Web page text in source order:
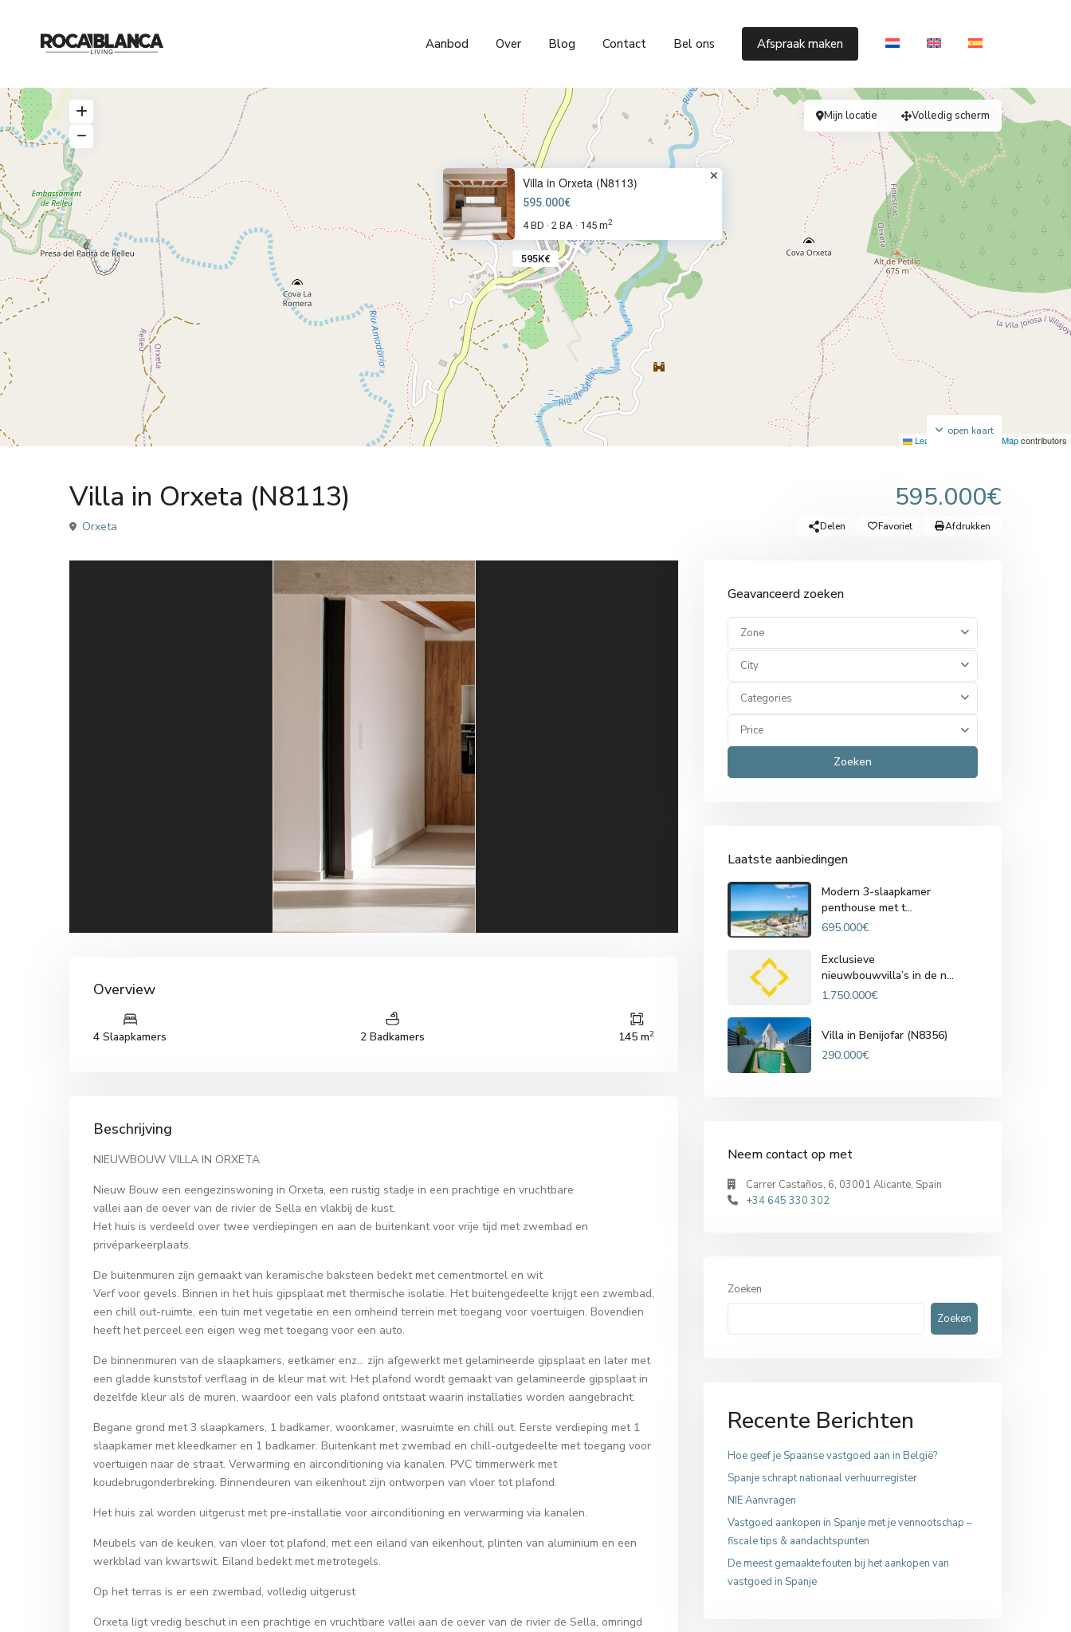
Aanbod Over Blog Contact Bel ons Afspraak maken
595K€
Villa in Orxeta (N8113)
595.000€
4 BD · 2 BA · 145 m2
Leaflet OpenStreetMapcontributors
open kaart
Mijn locatie Volledig scherm
Villa in Orxeta (N8113) 595.000€
Orxeta Delen Favoriet Afdrukken
Overview
4 Slaapkamers 2 Badkamers 145 m2
Beschrijving
NIEUWBOUW VILLA IN ORXETA
Nieuw Bouw een eengezinswoning in Orxeta, een rustig stadje in een prachtige en vruchtbare
vallei aan de oever van de rivier de Sella en vlakbij de kust.
Het huis is verdeeld over twee verdiepingen en aan de buitenkant voor vrije tijd met zwembad en
privéparkeerplaats.
De buitenmuren zijn gemaakt van keramische baksteen bedekt met cementmortel en wit
Verf voor gevels. Binnen in het huis gipsplaat met thermische isolatie. Het buitengedeelte krijgt een zwembad,
een chill out-ruimte, een tuin met vegetatie en een omheind terrein met toegang voor voertuigen. Bovendien
heeft het perceel een eigen weg met toegang voor een auto.
De binnenmuren van de slaapkamers, eetkamer enz… zijn afgewerkt met gelamineerde gipsplaat en later met
een gladde kunststof verflaag in de kleur mat wit. Het plafond wordt gemaakt van gelamineerde gipsplaat in
dezelfde kleur als de muren, waardoor een vals plafond ontstaat waarin installaties worden aangebracht.
Begane grond met 3 slaapkamers, 1 badkamer, woonkamer, wasruimte en chill out. Eerste verdieping met 1
slaapkamer met kleedkamer en 1 badkamer. Buitenkant met zwembad en chill-outgedeelte met toegang voor
voertuigen naar de straat. Verwarming en airconditioning via kanalen. PVC timmerwerk met
koudebrugonderbreking. Binnendeuren van eikenhout zijn ontworpen van vloer tot plafond.
Het huis zal worden uitgerust met pre-installatie voor airconditioning en verwarming via kanalen.
Meubels van de keuken, van vloer tot plafond, met een eiland van eikenhout, plinten van aluminium en een
werkblad van kwartswit. Eiland bedekt met metrotegels.
Op het terras is er een zwembad, volledig uitgerust
Orxeta ligt vredig beschut in een prachtige en vruchtbare vallei aan de oever van de rivier de Sella, omringd
Geavanceerd zoeken
Zone
City
Categories
Price
Zoeken
Laatste aanbiedingen
Modern 3-slaapkamer
penthouse met t...
695.000€
Exclusieve
nieuwbouwvilla’s in de n...
1.750.000€
Villa in Benijofar (N8356)
290.000€
Neem contact op met
Carrer Castaños, 6, 03001 Alicante, Spain
+34 645 330 302
Zoeken
Zoeken
Recente Berichten
Hoe geef je Spaanse vastgoed aan in België?
Spanje schrapt nationaal verhuurregister
NIE Aanvragen
Vastgoed aankopen in Spanje met je vennootschap –
fiscale tips & aandachtspunten
De meest gemaakte fouten bij het aankopen van
vastgoed in Spanje